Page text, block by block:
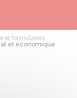
et formulaires
et économique